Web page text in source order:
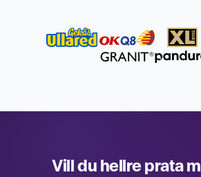
Vill du hellre prata